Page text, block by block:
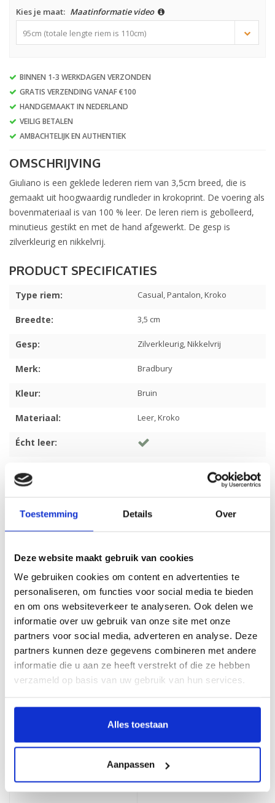
Toestemming Details Over
Deze website maakt gebruik van cookies
We gebruiken cookies om content en advertenties te
personaliseren, om functies voor social media te bieden
en om ons websiteverkeer te analyseren. Ook delen we
informatie over uw gebruik van onze site met onze
partners voor social media, adverteren en analyse. Deze
partners kunnen deze gegevens combineren met andere
informatie die u aan ze heeft verstrekt of die ze hebben
verzameld op basis van uw gebruik van hun services.
Alles toestaan
Aanpassen
Kies je maat: Maatinformatie video
95cm (totale lengte riem is 110cm)
BINNEN 1-3 WERKDAGEN VERZONDEN
GRATIS VERZENDING VANAF €100
HANDGEMAAKT IN NEDERLAND
VEILIG BETALEN
AMBACHTELIJK EN AUTHENTIEK
OMSCHRIJVING
Giuliano is een geklede lederen riem van 3,5cm breed, die is
gemaakt uit hoogwaardig rundleder in krokoprint. De voering als
bovenmateriaal is van 100 % leer. De leren riem is gebolleerd,
minutieus gestikt en met de hand afgewerkt. De gesp is
zilverkleurig en nikkelvrij.
Type riem: Casual, Pantalon, Kroko
Breedte: 3,5 cm
Gesp: Zilverkleurig, Nikkelvrij
Merk: Bradbury
Kleur: Bruin
Materiaal: Leer, Kroko
Écht leer:
Gio | Casual kroko riem